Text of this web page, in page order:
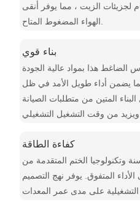
لجزيئات الزيت ، مما يوفر أنقى
بناء قوي
الضاغط هذا بمواد عالية الجودة
يضمن أداء طويل الأمد في ظل
المتين من متطلبات الصيانة
كفاءة الطاقة
وتكنولوجيا الختم المتقدمة من
المتفوق. يوفر نهج التصميم